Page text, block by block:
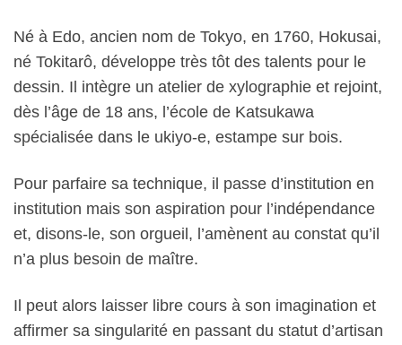
Né à Edo, ancien nom de Tokyo, en 1760, Hokusai,
né Tokitarô, développe très tôt des talents pour le
dessin. Il intègre un atelier de xylographie et rejoint,
dès l’âge de 18 ans, l’école de Katsukawa
spécialisée dans le ukiyo-e, estampe sur bois.
Pour parfaire sa technique, il passe d’institution en
institution mais son aspiration pour l’indépendance
et, disons-le, son orgueil, l’amènent au constat qu’il
n’a plus besoin de maître.
Il peut alors laisser libre cours à son imagination et
affirmer sa singularité en passant du statut d’artisan